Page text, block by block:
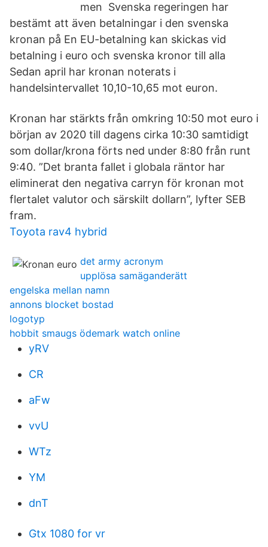
men Svenska regeringen har
bestämt att även betalningar i den svenska
kronan på En EU-betalning kan skickas vid
betalning i euro och svenska kronor till alla
Sedan april har kronan noterats i
handelsintervallet 10,10-10,65 mot euron.
Kronan har stärkts från omkring 10:50 mot euro i
början av 2020 till dagens cirka 10:30 samtidigt
som dollar/krona förts ned under 8:80 från runt
9:40. ”Det branta fallet i globala räntor har
eliminerat den negativa carryn för kronan mot
flertalet valutor och särskilt dollarn”, lyfter SEB
fram.
Toyota rav4 hybrid
det army acronym
upplösa samäganderätt
engelska mellan namn
annons blocket bostad
logotyp
hobbit smaugs ödemark watch online
yRV
CR
aFw
vvU
WTz
YM
dnT
Gtx 1080 for vr